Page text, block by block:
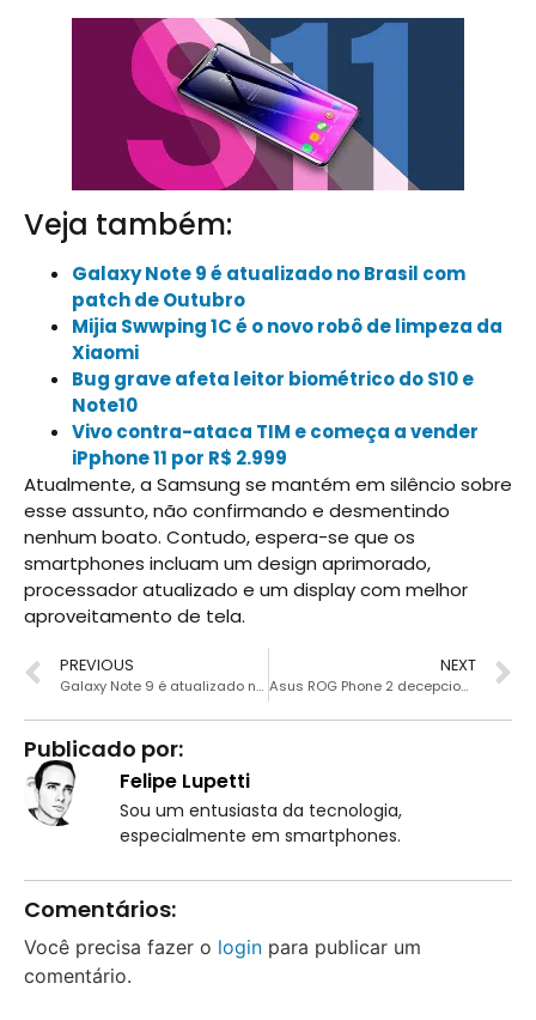
Veja também:
Galaxy Note 9 é atualizado no Brasil com
patch de Outubro
Mijia Swwping 1C é o novo robô de limpeza da
Xiaomi
Bug grave afeta leitor biométrico do S10 e
Note10
Vivo contra-ataca TIM e começa a vender
iPphone 11 por R$ 2.999
Atualmente, a Samsung se mantém em silêncio sobre
esse assunto, não confirmando e desmentindo
nenhum boato. Contudo, espera-se que os
smartphones incluam um design aprimorado,
processador atualizado e um display com melhor
aproveitamento de tela.
PREVIOUS
Galaxy Note 9 é atualizado no Brasil com patch de Outubro
NEXT
Asus ROG Phone 2 decepciona ao ser desmontado
Publicado por:
Felipe Lupetti
Sou um entusiasta da tecnologia,
especialmente em smartphones.
Comentários:
Você precisa fazer o login para publicar um
comentário.